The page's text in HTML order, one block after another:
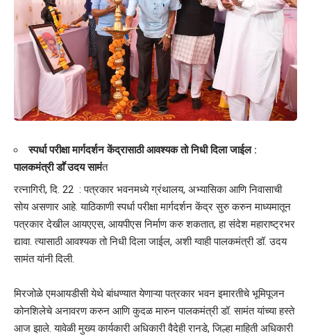
स्पर्धा परीक्षा मार्गदर्शन केंद्रासाठी आवश्यक तो निधी दिला जाईल :
पालकमंत्री डाॕ उदय सामंत
रत्नागिरी, दि. 22 : पत्रकार भवनमध्ये ग्रंथालय, अभ्यासिका आणि निवासाची
सोय असणार आहे. याठिकाणी स्पर्धा परीक्षा मार्गदर्शन केंद्र सुरु करुन माध्यमातून
पत्रकार देखील आयएएस, आयपीएस निर्माण करु शकतात, हा संदेश महाराष्ट्रभर
द्यावा. त्यासाठी आवश्यक तो निधी दिला जाईल, अशी ग्वाही पालकमंत्री डॉ. उदय
सामंत यांनी दिली.
मिरजोळे एमआयडीसी येथे बांधण्यात येणाऱ्या पत्रकार भवन इमारतीचे भूमिपूजन
कोनशिलेचे अनावरण करुन आणि कुदळ मारुन पालकमंत्री डॉ. सामंत यांच्या हस्ते
आज झाले. यावेळी मुख्य कार्यकारी अधिकारी वैदेही रानडे, जिल्हा माहिती अधिकारी